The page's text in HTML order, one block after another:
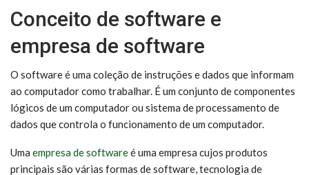
Conceito de software e
empresa de software
O software é uma coleção de instruções e dados que informam
ao computador como trabalhar. É um conjunto de componentes
lógicos de um computador ou sistema de processamento de
dados que controla o funcionamento de um computador.
Uma empresa de softwareé uma empresa cujos produtos
principais são várias formas de software, tecnologia de